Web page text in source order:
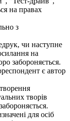
на правах
з
чи наступне
на
забороняється.
є автор
творів
для осіб